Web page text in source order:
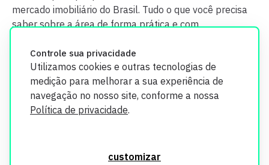
Controle sua privacidade
Utilizamos cookies e outras tecnologias de
medição para melhorar a sua experiência de
navegação no nosso site, conforme a nossa
Política de privacidade.
customizar
mercado imobiliário do Brasil. Tudo o que você precisa
saber sobre a área de forma prática e com
segurança. Todos os dados coletados em nosso site são